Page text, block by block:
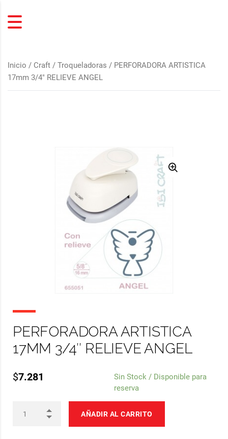
Inicio / Craft / Troqueladoras / PERFORADORA ARTISTICA
17mm 3/4″ RELIEVE ANGEL
PERFORADORA ARTISTICA
17MM 3/4″ RELIEVE ANGEL
$7.281
Sin Stock / Disponible para
reserva
AÑADIR AL CARRITO